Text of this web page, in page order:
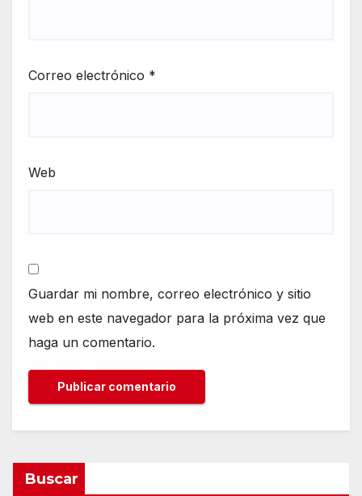
Correo electrónico *
Web
Guardar mi nombre, correo electrónico y sitio
web en este navegador para la próxima vez que
haga un comentario.
Buscar